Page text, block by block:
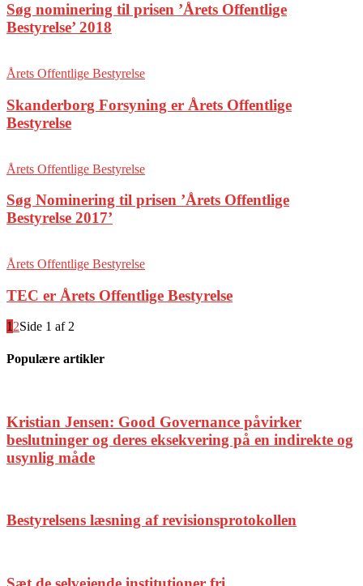
Søg nominering til prisen ’Årets Offentlige
Bestyrelse’ 2018
Årets Offentlige Bestyrelse
Skanderborg Forsyning er Årets Offentlige
Bestyrelse
Årets Offentlige Bestyrelse
Søg Nominering til prisen ’Årets Offentlige
Bestyrelse 2017’
Årets Offentlige Bestyrelse
TEC er Årets Offentlige Bestyrelse
12Side 1 af 2
Populære artikler
Kristian Jensen: Good Governance påvirker
beslutninger og deres eksekvering på en indirekte og
usynlig måde
Bestyrelsens læsning af revisionsprotokollen